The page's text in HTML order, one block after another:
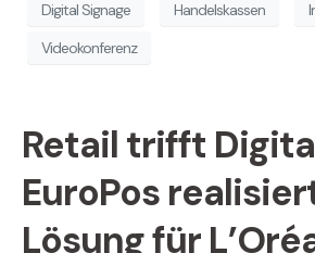
Digital Signage Handelskassen
Videokonferenz
Retail trifft
EuroPos
Lösung für